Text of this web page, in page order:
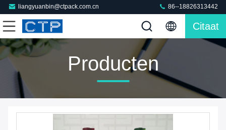
liangyuanbin@ctpack.com.cn 86--18826313442
Citaat
Producten